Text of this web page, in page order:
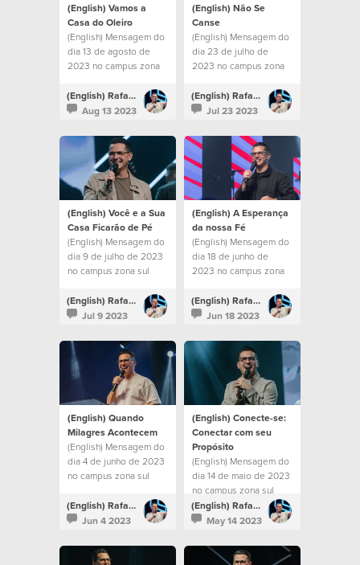
(English) Vamos a
Casa do Oleiro
(English) Mensagem do
dia 13 de agosto de
2023 no campus zona
(English) Rafael Bitencourt
Aug 13 2023
(English) Não Se
Canse
(English) Mensagem do
dia 23 de julho de
2023 no campus zona
(English) Rafael Bitencourt
Jul 23 2023
(English) Você e a Sua
Casa Ficarão de Pé
(English) Mensagem do
dia 9 de julho de 2023
no campus zona sul
(English) Rafael Bitencourt
Jul 9 2023
(English) A Esperança
da nossa Fé
(English) Mensagem do
dia 18 de junho de
2023 no campus zona
(English) Rafael Bitencourt
Jun 18 2023
(English) Quando
Milagres Acontecem
(English) Mensagem do
dia 4 de junho de 2023
no campus zona sul
(English) Rafael Bitencourt
Jun 4 2023
(English) Conecte-se:
Conectar com seu
Propósito
(English) Mensagem do
dia 14 de maio de 2023
no campus zona sul
(English) Rafael Bitencourt
May 14 2023